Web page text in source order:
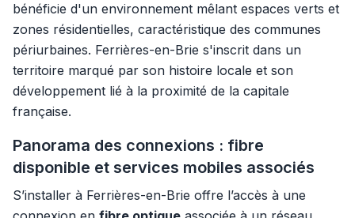
bénéficie d'un environnement mêlant espaces verts et
zones résidentielles, caractéristique des communes
périurbaines. Ferrières-en-Brie s'inscrit dans un
territoire marqué par son histoire locale et son
développement lié à la proximité de la capitale
française.
Panorama des connexions : fibre
disponible et services mobiles associés
S’installer à Ferrières-en-Brie offre l’accès à une